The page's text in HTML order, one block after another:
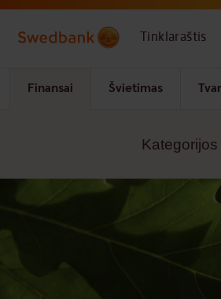
Skip to main content
Tinklaraštis
Finansai Švietimas
Kategorijos